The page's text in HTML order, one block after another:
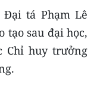
tá Phạm Lê
tạo sau đại học,
Chỉ huy trưởng